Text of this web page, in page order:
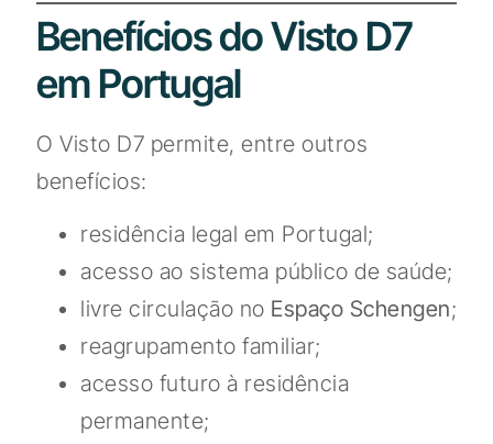
Benefícios do Visto D7
em Portugal
O Visto D7 permite, entre outros
benefícios:
residência legal em Portugal;
acesso ao sistema público de saúde;
livre circulação no Espaço Schengen;
reagrupamento familiar;
acesso futuro à residência
permanente;